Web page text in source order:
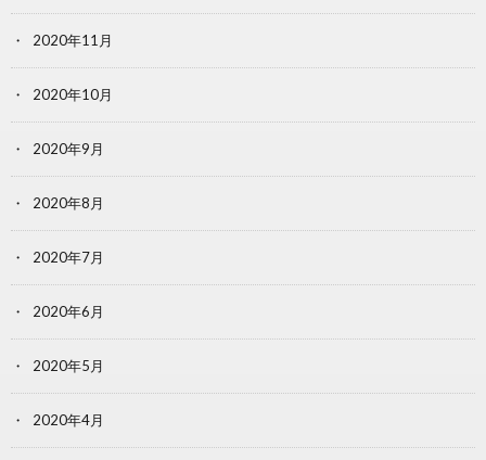
2020年11月
2020年10月
2020年9月
2020年8月
2020年7月
2020年6月
2020年5月
2020年4月